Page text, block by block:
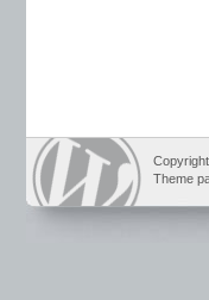
Theme